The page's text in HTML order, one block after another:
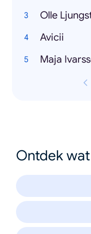
Olle
Avicii
Maja
Ontdek